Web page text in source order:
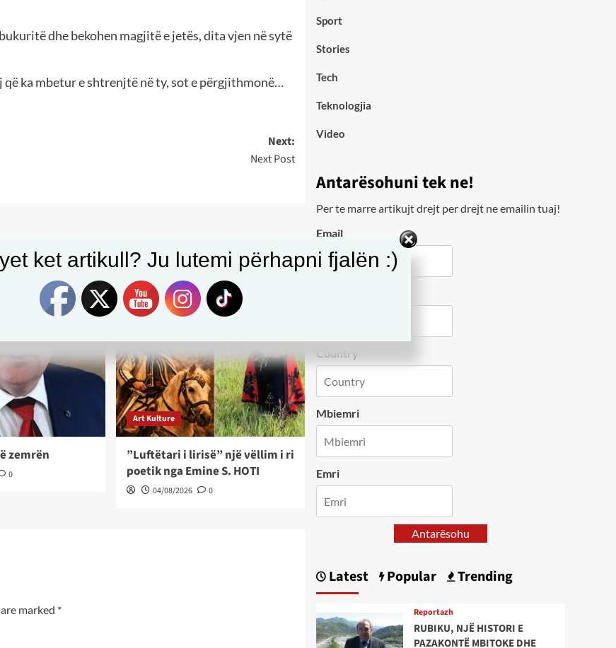
dhe bekohen magjitë e jetës, dita vjen në sytë
ka mbetur e shtrenjtë në ty, sot e përgjithmonë…
Next:
Next Post
zemrën
0
Art Kulture
”Luftëtari i lirisë” një vëllim i ri
poetik nga Emine S. HOTI
04/08/2026 0
marked *
Sport
Stories
Tech
Teknologjia
Video
Antarësohuni tek ne!
Per te marre artikujt drejt per drejt ne emailin tuaj!
Email
Country
Mbiemri
Emri
Antarësohu
Latest Popular Trending
Reportazh
RUBIKU, NJË HISTORI E
PAZAKONTË MBITOKE DHE
ket artikull? Ju lutemi përhapni fjalën :)